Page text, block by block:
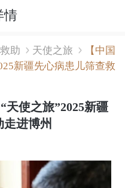
情
助 天使之旅
【中国
新疆先心病患儿筛查救
天使之旅”2025新疆
进博州